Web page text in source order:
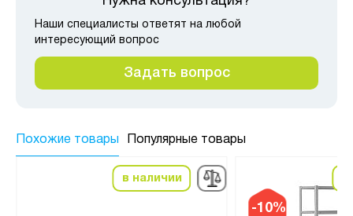
Наши специалисты ответят на любой
интересующий вопрос
Задать вопрос
Похожие товары Популярные товары
в наличии
-10%